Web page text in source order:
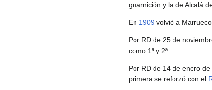
guarnición y la de Alcalá
En 1909 volvió a
Por RD de 25 de
como 1ª y 2ª.
Por RD de 14 de enero de
primera se reforzó con el